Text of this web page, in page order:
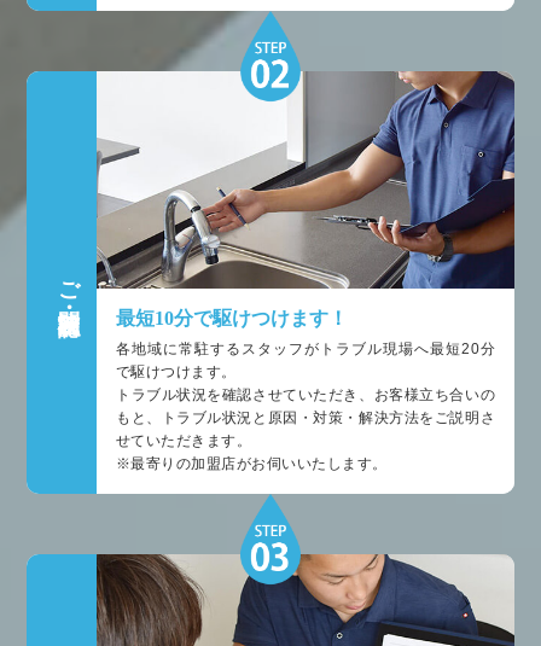
ご訪問・状況確認
最短10分で駆けつけます！
各地域に常駐するスタッフがトラブル現場へ最短20分
で駆けつけます。
トラブル状況を確認させていただき、お客様立ち合いの
もと、トラブル状況と原因・対策・解決方法をご説明さ
せていただきます。
※最寄りの加盟店がお伺いいたします。